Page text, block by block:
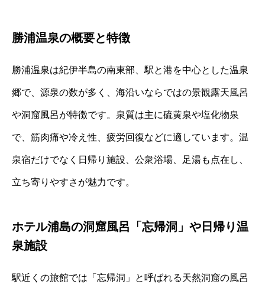
勝浦温泉の概要と特徴
勝浦温泉は紀伊半島の南東部、駅と港を中心とした温泉
郷で、源泉の数が多く、海沿いならではの景観露天風呂
や洞窟風呂が特徴です。泉質は主に硫黄泉や塩化物泉
で、筋肉痛や冷え性、疲労回復などに適しています。温
泉宿だけでなく日帰り施設、公衆浴場、足湯も点在し、
立ち寄りやすさが魅力です。
ホテル浦島の洞窟風呂「忘帰洞」や日帰り温
泉施設
駅近くの旅館では「忘帰洞」と呼ばれる天然洞窟の風呂